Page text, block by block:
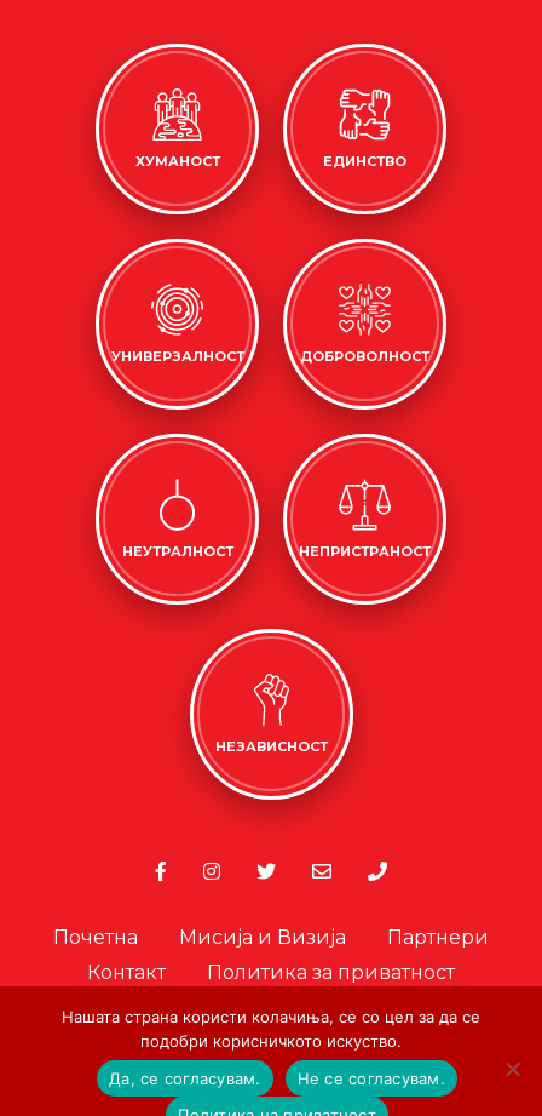
ХУМАНОСТ ЕДИНСТВО
УНИВЕРЗАЛНОСТ ДОБРОВОЛНОСТ
НЕУТРАЛНОСТ НЕПРИСТРАНОСТ
НЕЗАВИСНОСТ
Почетна Мисија и Визија
Партнери
Контакт
Политика за приватност
Офицер за лични податоци
© Copyright. Црвен Крст на Град Скопје. 2026.
Нашата страна користи колачиња, се со цел за да се
подобри корисничкото искуство.
Да, се согласувам.
Не се согласувам.